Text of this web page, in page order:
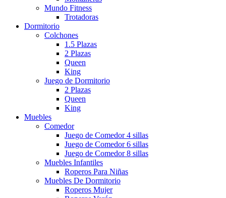
Mundo Fitness
Trotadoras
Dormitorio
Colchones
1.5 Plazas
2 Plazas
Queen
King
Juego de Dormitorio
2 Plazas
Queen
King
Muebles
Comedor
Juego de Comedor 4 sillas
Juego de Comedor 6 sillas
Juego de Comedor 8 sillas
Muebles Infantiles
Roperos Para Niñas
Muebles De Dormitorio
Roperos Mujer